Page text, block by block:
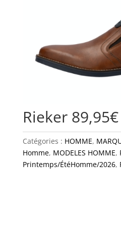
Rieker 89,95€
Catégories : HOMME,
Homme, MODELES HOMME,
Printemps/ÉtéHomme/2026,